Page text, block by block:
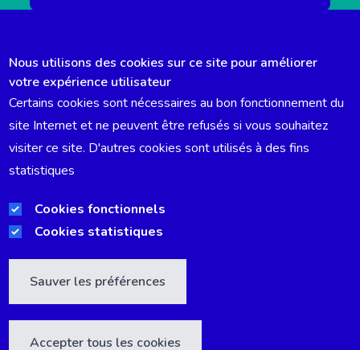
DÉCLARATION ACCESSIBILITÉ
EMPLOIS
TRANSPARENCE ET GOUVERNANCE
Nous utilisons des cookies sur ce site pour améliorer
votre expérience utilisateur
Certains cookies sont nécessaires au bon fonctionnement du
site Internet et ne peuvent être refusés si vous souhaitez
visiter ce site. D'autres cookies sont utilisés à des fins
statistiques
Cookies fonctionnels
Cookies statistiques
Sauver les préférences
Accepter tous les cookies